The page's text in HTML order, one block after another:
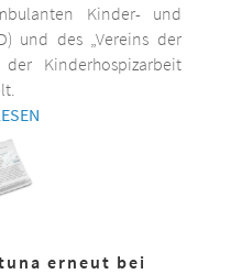
Kinder- und
und des „Vereins der
Kinderhospizarbeit
erneut bei